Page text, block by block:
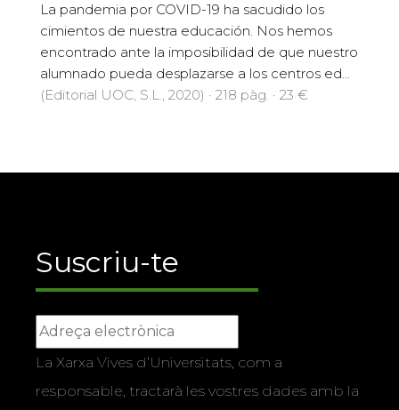
La pandemia por COVID-19 ha sacudido los
cimientos de nuestra educación. Nos hemos
encontrado ante la imposibilidad de que nuestro
alumnado pueda desplazarse a los centros ed...
(Editorial UOC, S.L., 2020) · 218 pàg. · 23 €
Suscriu-te
La Xarxa Vives d’Universitats, com a
responsable, tractarà les vostres dades amb la